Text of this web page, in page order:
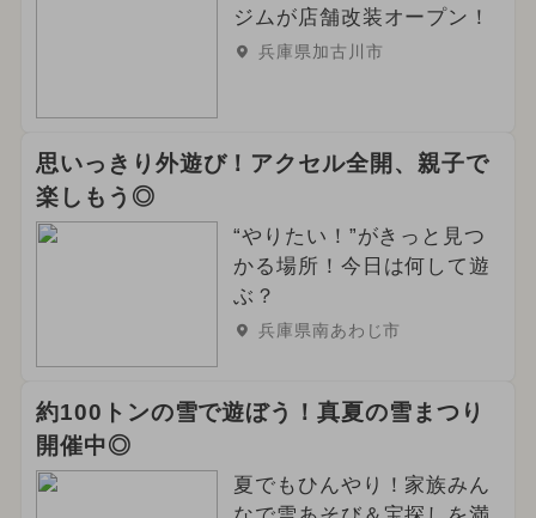
ジムが店舗改装オープン！
兵庫県加古川市
思いっきり外遊び！アクセル全開、親子で
楽しもう◎
“やりたい！”がきっと見つ
かる場所！今日は何して遊
ぶ？
兵庫県南あわじ市
約100トンの雪で遊ぼう！真夏の雪まつり
開催中◎
夏でもひんやり！家族みん